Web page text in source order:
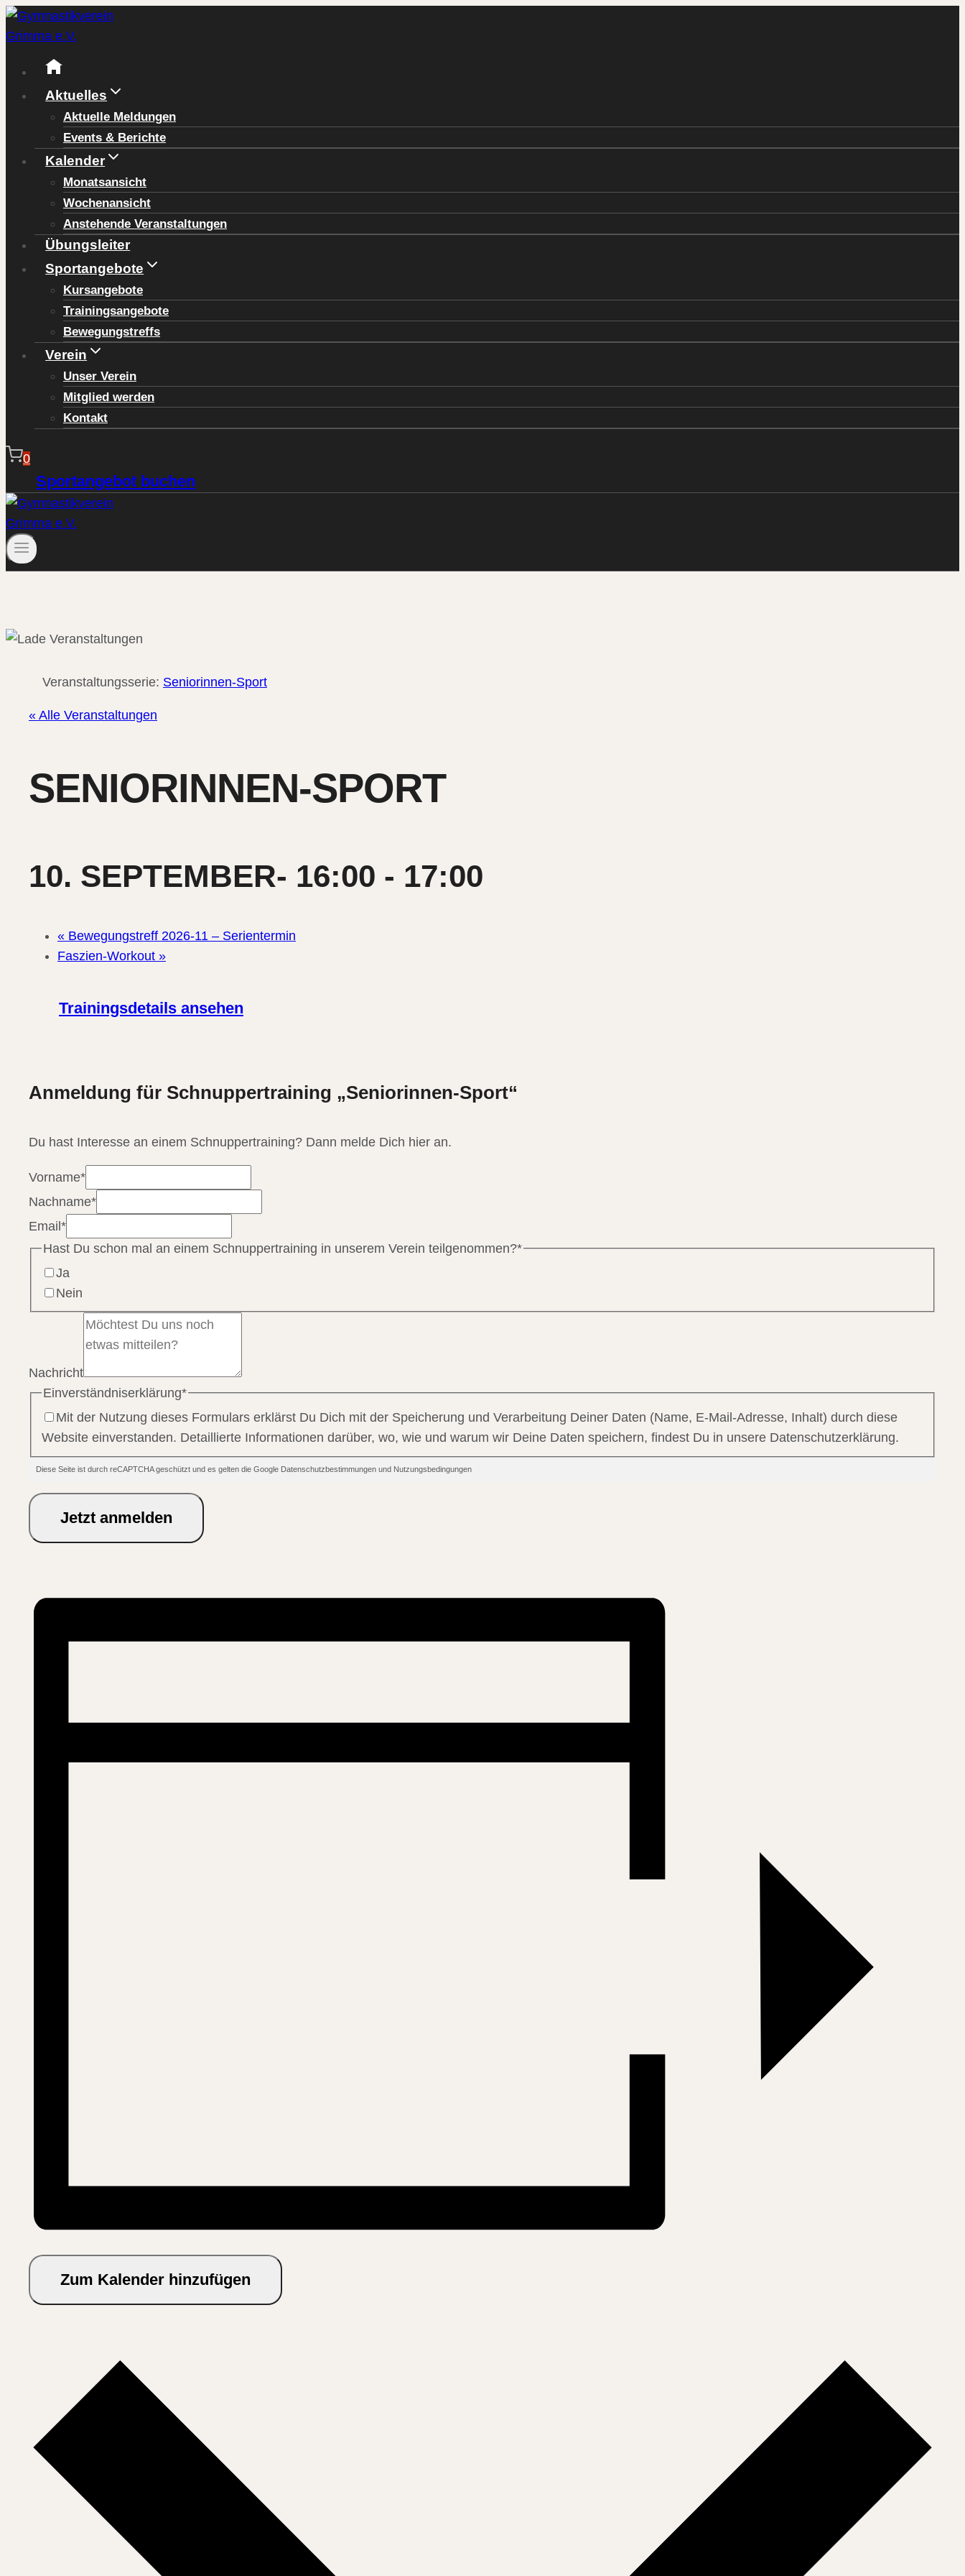
Zum
Inhalt
springen
Aktuelles
Aktuelle Meldungen
Events & Berichte
Kalender
Monatsansicht
Wochenansicht
Anstehende Veranstaltungen
Übungsleiter
Sportangebote
Kursangebote
Trainingsangebote
Bewegungstreffs
Verein
Unser Verein
Mitglied werden
Kontakt
0
Sportangebot buchen
Veranstaltungsserie: Seniorinnen-Sport
« Alle Veranstaltungen
SENIORINNEN-SPORT
10. SEPTEMBER- 16:00 - 17:00
« Bewegungstreff 2026-11 – Serientermin
Faszien-Workout »
Trainingsdetails ansehen
Anmeldung für Schnuppertraining „Seniorinnen-Sport“
Du hast Interesse an einem Schnuppertraining? Dann melde Dich hier an.
Vorname*
Nachname*
Email*
Hast Du schon mal an einem Schnuppertraining in unserem Verein teilgenommen?*
Ja
Nein
Nachricht
Einverständniserklärung*
Mit der Nutzung dieses Formulars erklärst Du Dich mit der Speicherung und Verarbeitung Deiner Daten (Name, E-Mail-Adresse, Inhalt) durch diese
Website einverstanden. Detaillierte Informationen darüber, wo, wie und warum wir Deine Daten speichern, findest Du in unsere Datenschutzerklärung.
Diese Seite ist durch reCAPTCHA geschützt und es gelten die Google Datenschutzbestimmungen und Nutzungsbedingungen
Jetzt anmelden
Zum Kalender hinzufügen